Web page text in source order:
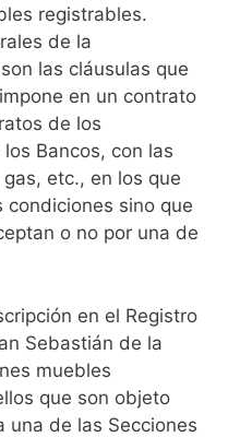
registrables.
de la
las cláusulas que
en un contrato
de los
Bancos, con las
etc., en los que
condiciones sino que
o no por una de
en el Registro
Sebastián de la
muebles
que son objeto
una de las Secciones